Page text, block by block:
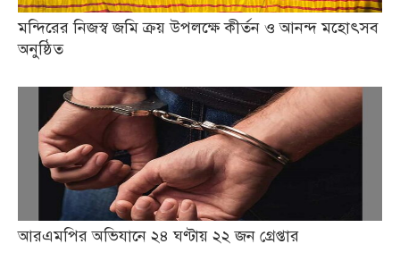
মন্দিরের নিজস্ব জমি ক্রয় উপলক্ষে কীর্তন ও আনন্দ মহোৎসব
অনুষ্ঠিত
আরএমপির অভিযানে ২৪ ঘণ্টায় ২২ জন গ্রেপ্তার